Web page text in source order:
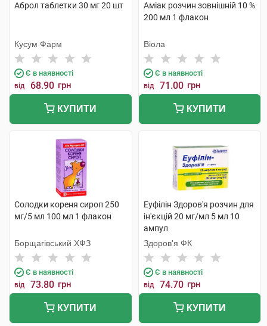
Аброл таблетки 30 мг 20 шт
Кусум Фарм
Є в наявності
від 68.90 грн
КУПИТИ
Аміак розчин зовнішній 10 %
200 мл 1 флакон
Віола
Є в наявності
від 71.00 грн
КУПИТИ
Солодки кореня сироп 250
мг/5 мл 100 мл 1 флакон
Борщагівський ХФЗ
Є в наявності
від 73.80 грн
КУПИТИ
Еуфілін Здоров'я розчин для
ін'єкцій 20 мг/мл 5 мл 10
ампул
Здоров'я ФК
Є в наявності
від 74.70 грн
КУПИТИ